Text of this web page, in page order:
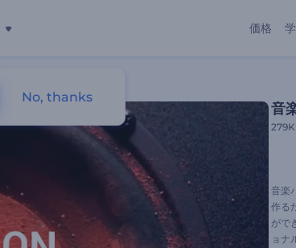
価格
音
音楽
作る
がで
ョナ
No, thanks